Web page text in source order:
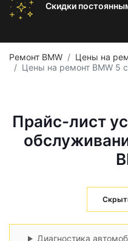
Скидки
Ремонт BMW
Цены на
Цены на ремонт BMW 5
Прайс-лист
Диагностика